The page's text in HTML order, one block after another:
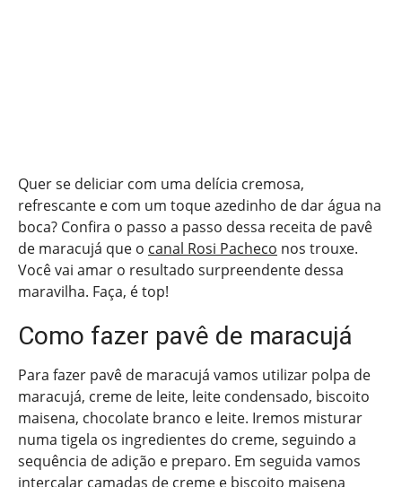
Quer se deliciar com uma delícia cremosa,
refrescante e com um toque azedinho de dar água na
boca? Confira o passo a passo dessa receita de pavê
de maracujá que o canal Rosi Pacheco nos trouxe.
Você vai amar o resultado surpreendente dessa
maravilha. Faça, é top!
Como fazer pavê de maracujá
Para fazer pavê de maracujá vamos utilizar polpa de
maracujá, creme de leite, leite condensado, biscoito
maisena, chocolate branco e leite. Iremos misturar
numa tigela os ingredientes do creme, seguindo a
sequência de adição e preparo. Em seguida vamos
intercalar camadas de creme e biscoito maisena